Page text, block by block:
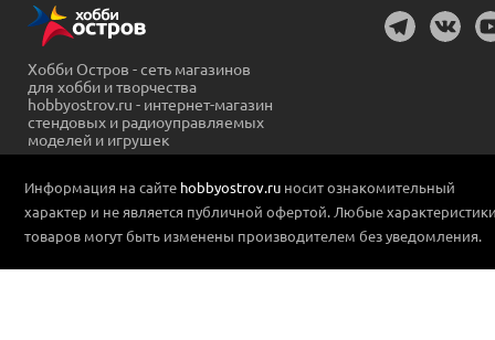
Хобби Остров - сеть магазинов
для хобби и творчества
hobbyostrov.ru - интернет-магазин
стендовых и радиоуправляемых
моделей и игрушек
Информация на сайте hobbyostrov.ru носит ознакомительный
характер и не является публичной офертой. Любые
товаров могут быть изменены производителем без уведомления.